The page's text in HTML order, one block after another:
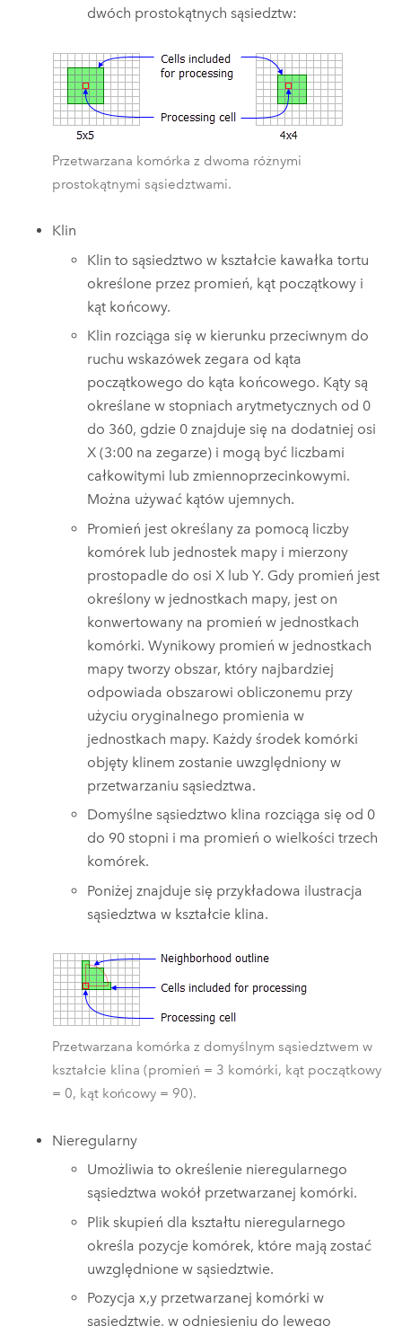
dwóch prostokątnych sąsiedztw:
Przetwarzana komórka z dwoma różnymi
prostokątnymi sąsiedztwami.
Klin
Klin to sąsiedztwo w kształcie kawałka tortu
określone przez promień, kąt początkowy i
kąt końcowy.
Klin rozciąga się w kierunku przeciwnym do
ruchu wskazówek zegara od kąta
początkowego do kąta końcowego. Kąty są
określane w stopniach arytmetycznych od 0
do 360, gdzie 0 znajduje się na dodatniej osi
X (3:00 na zegarze) i mogą być liczbami
całkowitymi lub zmiennoprzecinkowymi.
Można używać kątów ujemnych.
Promień jest określany za pomocą liczby
komórek lub jednostek mapy i mierzony
prostopadle do osi X lub Y. Gdy promień jest
określony w jednostkach mapy, jest on
konwertowany na promień w jednostkach
komórki. Wynikowy promień w jednostkach
mapy tworzy obszar, który najbardziej
odpowiada obszarowi obliczonemu przy
użyciu oryginalnego promienia w
jednostkach mapy. Każdy środek komórki
objęty klinem zostanie uwzględniony w
przetwarzaniu sąsiedztwa.
Domyślne sąsiedztwo klina rozciąga się od 0
do 90 stopni i ma promień o wielkości trzech
komórek.
Poniżej znajduje się przykładowa ilustracja
sąsiedztwa w kształcie klina.
Przetwarzana komórka z domyślnym sąsiedztwem w
kształcie klina (promień = 3 komórki, kąt początkowy
= 0, kąt końcowy = 90).
Nieregularny
Umożliwia to określenie nieregularnego
sąsiedztwa wokół przetwarzanej komórki.
Plik skupień dla kształtu nieregularnego
określa pozycje komórek, które mają zostać
uwzględnione w sąsiedztwie.
Pozycja x,y przetwarzanej komórki w
sąsiedztwie, w odniesieniu do lewego